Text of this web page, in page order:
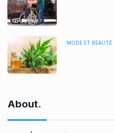
MODE ET BEAUTÉ
About.